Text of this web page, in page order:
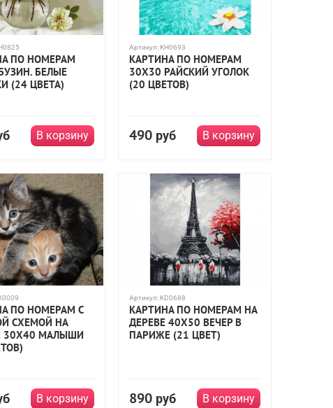
ПО НОМЕРАМ
БЕЛЫЕ
(24 ЦВЕТА)
В корзину
Артикул: KH0693
КАРТИНА ПО НОМЕРАМ
30Х30 РАЙСКИЙ УГОЛОК
(20 ЦВЕТОВ)
490 руб В корзину
ПО НОМЕРАМ С
СХЕМОЙ НА
30Х40 МАЛЫШИ
В корзину
Артикул: KD0688
КАРТИНА ПО НОМЕРАМ НА
ДЕРЕВЕ 40Х50 ВЕЧЕР В
ПАРИЖЕ (21 ЦВЕТ)
890 руб В корзину